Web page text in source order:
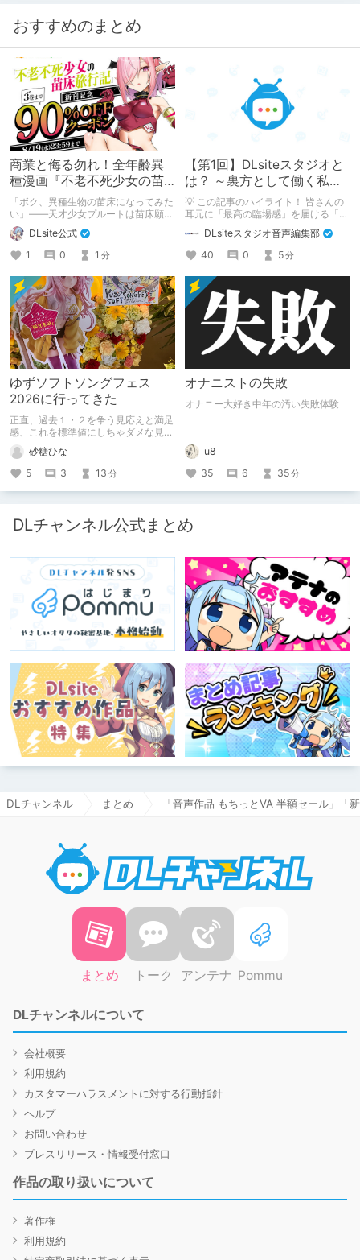
が えっちマンガ・CG・イラスト作品
が大豊作の今 悩む必要がないほど 二
おすすめのまとめ
商業と侮る勿れ！全年齢異
種漫画『不老不死少女の苗
床旅行記』新刊記念1～3巻
90%オフクーポン配布中✨
「ボク、異種生物の苗床になってみた
い」――天才少女プルートは苗床願望
を叶えるため、不老不死の体を手に入
れた！ 話題沸騰の全年齢苗床コミッ
クスの新刊が発売開始！ それを記念
して1～3巻まで90%OFFクーポン配
布いたします！ まだ本作品未体験の
皆さん、多分お好きです。ぜひお試し
ください。
DLsite公式
1
0 1 分
【第1回】DLsiteスタジオと
は？ ～裏方として働く私た
ちの紹介
💡 この記事のハイライト！ 皆さんの
耳元に「最高の臨場感」を届ける「サ
舞台裏を大公開！ スマートな専門
職……と思いきや、実態は「音の変態
（褒め言葉）」が集まるチーム！？
成人男性スタッフがダミヘに抱きつ
き、スタジオにアダルトグッズが転が
る超大真面目な理由とは？ クオリテ
ィ向上のための、ちょっとシュールな
（？）試行錯誤をたっぷりご紹介しま
DLsiteスタジオ音声編集部
40
0 5分
ゆずソフトソングフェス
2026に行ってきた
正直、過去１・２を争う見応えと満足
感、これを標準値にしちゃダメな見本
砂糖ひな
5
3 13 分
オナニストの失敗
オナニー大好き中年の汚い失敗体験
u8
35
6 35分
DLチャンネル公式まとめ
DLチャンネル まとめ 「音声作品 もちっとVA 半額セール」「
まとめ トーク アンテナ Pommu
DLチャンネルについて
会社概要
利用規約
カスタマーハラスメントに対する行動指針
ヘルプ
お問い合わせ
プレスリリース・情報受付窓口
作品の取り扱いについて
著作権
利用規約